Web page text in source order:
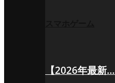
【2026年最新…